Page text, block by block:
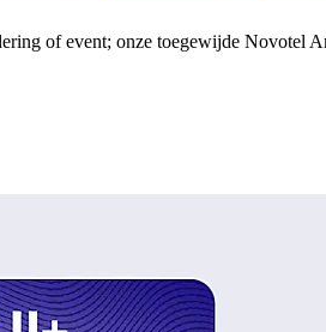
of event; onze toegewijde Novotel